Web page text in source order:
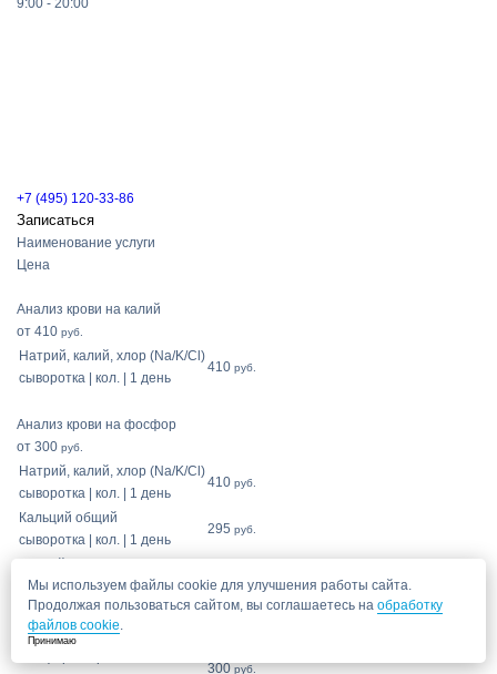
9:00 - 20:00
+7 (495) 120-33-86
Записаться
Наименование услуги
Цена
Анализ крови на калий
от 410 руб.
Натрий, калий, хлор (Na/K/Cl)
сыворотка | кол. | 1 день
410 руб.
Анализ крови на фосфор
от 300 руб.
Натрий, калий, хлор (Na/K/Cl)
сыворотка | кол. | 1 день
410 руб.
Кальций общий
сыворотка | кол. | 1 день
295 руб.
сыворотка | кол. | 1 день
Натрий, калий, хлор (Na/K/Cl)
сыворотка | кол. | 1 день
300руб.
Мы используем файлы cookie для улучшения работы сайта.
Продолжая пользоваться сайтом, вы соглашаетесь на обработку
файлов cookie.
Принимаю